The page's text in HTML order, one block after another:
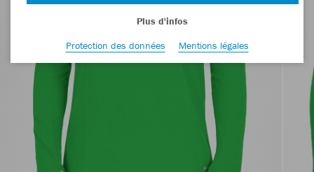
Plus d'infos
Protection des données
Mentions légales